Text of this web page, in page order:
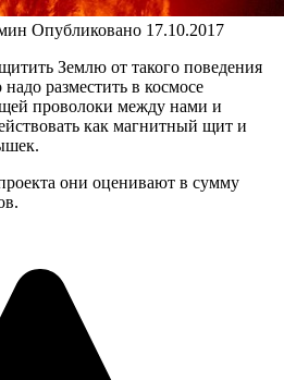
Опубликовано 17.10.2017
Землю от такого поведения
разместить в космосе
проволоки между нами и
как магнитный щит и
они оценивают в сумму